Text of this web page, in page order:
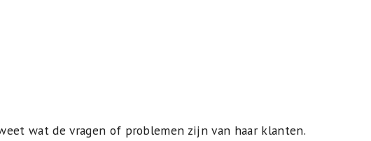
wat de vragen of problemen zijn van haar klanten.